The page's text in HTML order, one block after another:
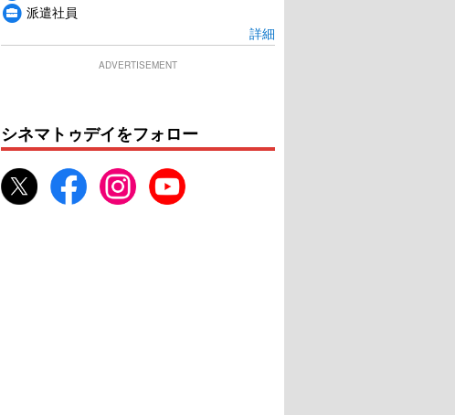
派遣社員
詳細
ADVERTISEMENT
シネマトゥデイをフォロー